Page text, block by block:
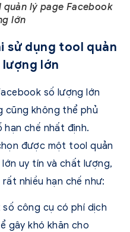
quản lý page Facebook
lớn
sử dụng tool quản
lượng lớn
số lượng lớn
cũng không thể phủ
chế nhất định.
được một tool quản
uy tín và chất lượng,
nhiều hạn chế như:
số công cụ có phí dịch
gây khó khăn cho